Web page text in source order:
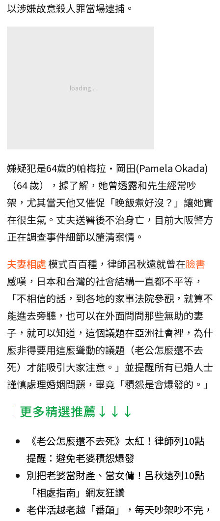
以涉嫌故意殺人罪當場逮捕。
嫌疑犯是64歲的帕梅拉·岡田(Pamela Okada)
（64 歲），據了解，她曾透露和先生經常吵
架，尤其當天他又催促「晚飯煮好沒？」讓她實
在很生氣。丈夫送醫後不治身亡，目前大阪警方
正在調查事件細節以釐清案情。
夫妻相處模式百百種，律師呂秋遠就曾在臉書
感嘆，日本和台灣的社會結構一直都不平等，
「不相信的話，到各地的家事法院參觀，就算不
能進去旁聽，也可以在外面問問那些無助的妻
子，就可以知道，這個議題在亞洲社會裡，為什
麼非得要用這麼聳動的議題（老公怎麼還不去
死）才能吸引大家注意。」並提醒所有已婚人士
謹慎處理婚姻問題，畢竟「積怨是會爆發的。」
│更多精選推薦↓↓↓
《老公怎麼還不去死》太紅！律師列10點
提醒：避免老婆積怨爆發
別把老婆當財產、當女傭！呂秋遠列10點
「相處指南」網友狂讚
老伴活越老越「番顛」，每天吵架吵不完，